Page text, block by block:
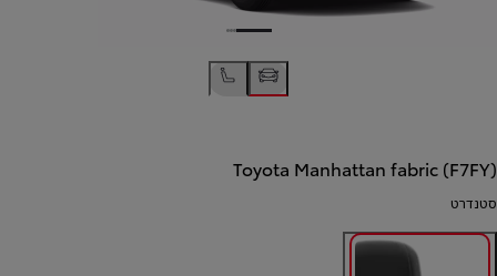
Toyota Manhattan fabric (F7FY)
סטנדרט